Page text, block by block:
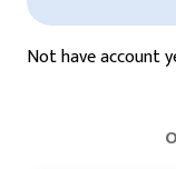
Not have account